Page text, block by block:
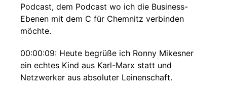
Podcast, dem Podcast wo ich die Business-
Ebenen mit dem C für Chemnitz verbinden
möchte.
00:00:09: Heute begrüße ich Ronny Mikesner
ein echtes Kind aus Karl-Marx statt und
Netzwerker aus absoluter Leinenschaft.